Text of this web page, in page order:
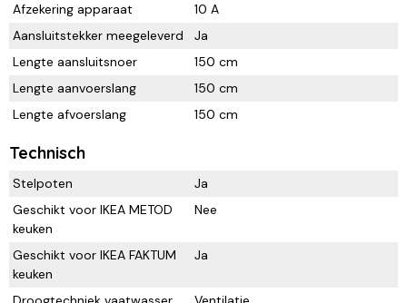
Afzekering apparaat
10 A
Aansluitstekker meegeleverd
Ja
Lengte aansluitsnoer
150 cm
Lengte aanvoerslang
150 cm
Lengte afvoerslang
150 cm
Technisch
Stelpoten
Ja
Geschikt voor IKEA METOD
keuken
Nee
Geschikt voor IKEA FAKTUM
keuken
Ja